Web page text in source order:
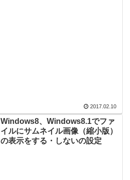
2017.02.10
Windows8、Windows8.1でファ
イルにサムネイル画像（縮小版）
の表示をする・しないの設定